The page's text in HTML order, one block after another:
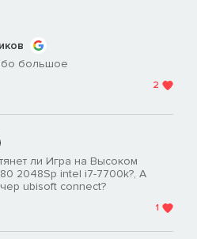
большое
2
ли Игра на Высоком
2048Sp intel i7-7700k?, А
ubisoft connect?
1